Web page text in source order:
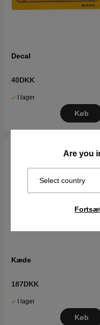
Are you
Select country
Decal
40DKK
I lager
Køb
Kæde
187DKK
I lager
Køb